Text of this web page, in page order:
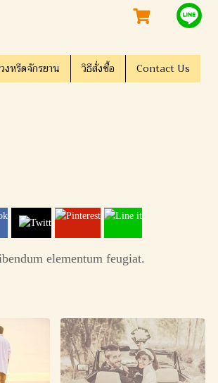
งหรีดจักรยาน วิธีสั่งซื้อ Contact Us
elementum feugiat.